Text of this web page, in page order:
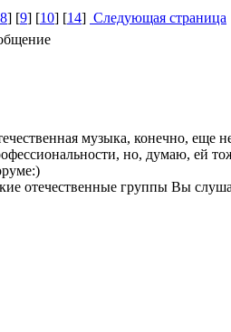
8] [9] [10] [14] Следующая страница
музыка, конечно, еще
но, думаю, ей
отечественные группы Вы